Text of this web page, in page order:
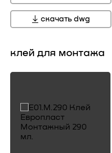
скачать dwg
клей для монтажа